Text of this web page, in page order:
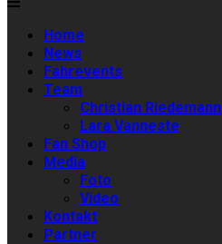
Home
News
Fahrevents
Team
Christian Riedemann
Lara Vanneste
Fan Shop
Media
Foto
Video
Kontakt
Partner